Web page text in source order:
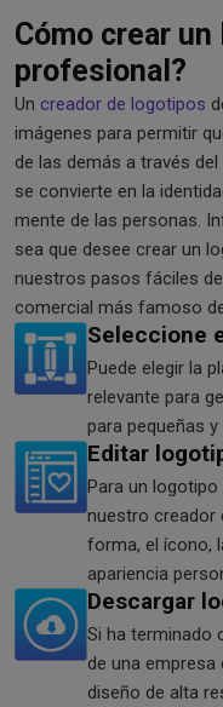
Cómo crear
profesional?
Un creador de logotipos
imágenes para permitir
de las demás a través
se convierte en la
mente de las personas.
sea que desee crear un
nuestros pasos fáciles
comercial más famoso
Seleccione
Puede elegir la
relevante para
para pequeñas
Editar
Para un
nuestro creador
forma, el ícono,
apariencia
Descargar
Si ha terminado
de una empresa
diseño de alta